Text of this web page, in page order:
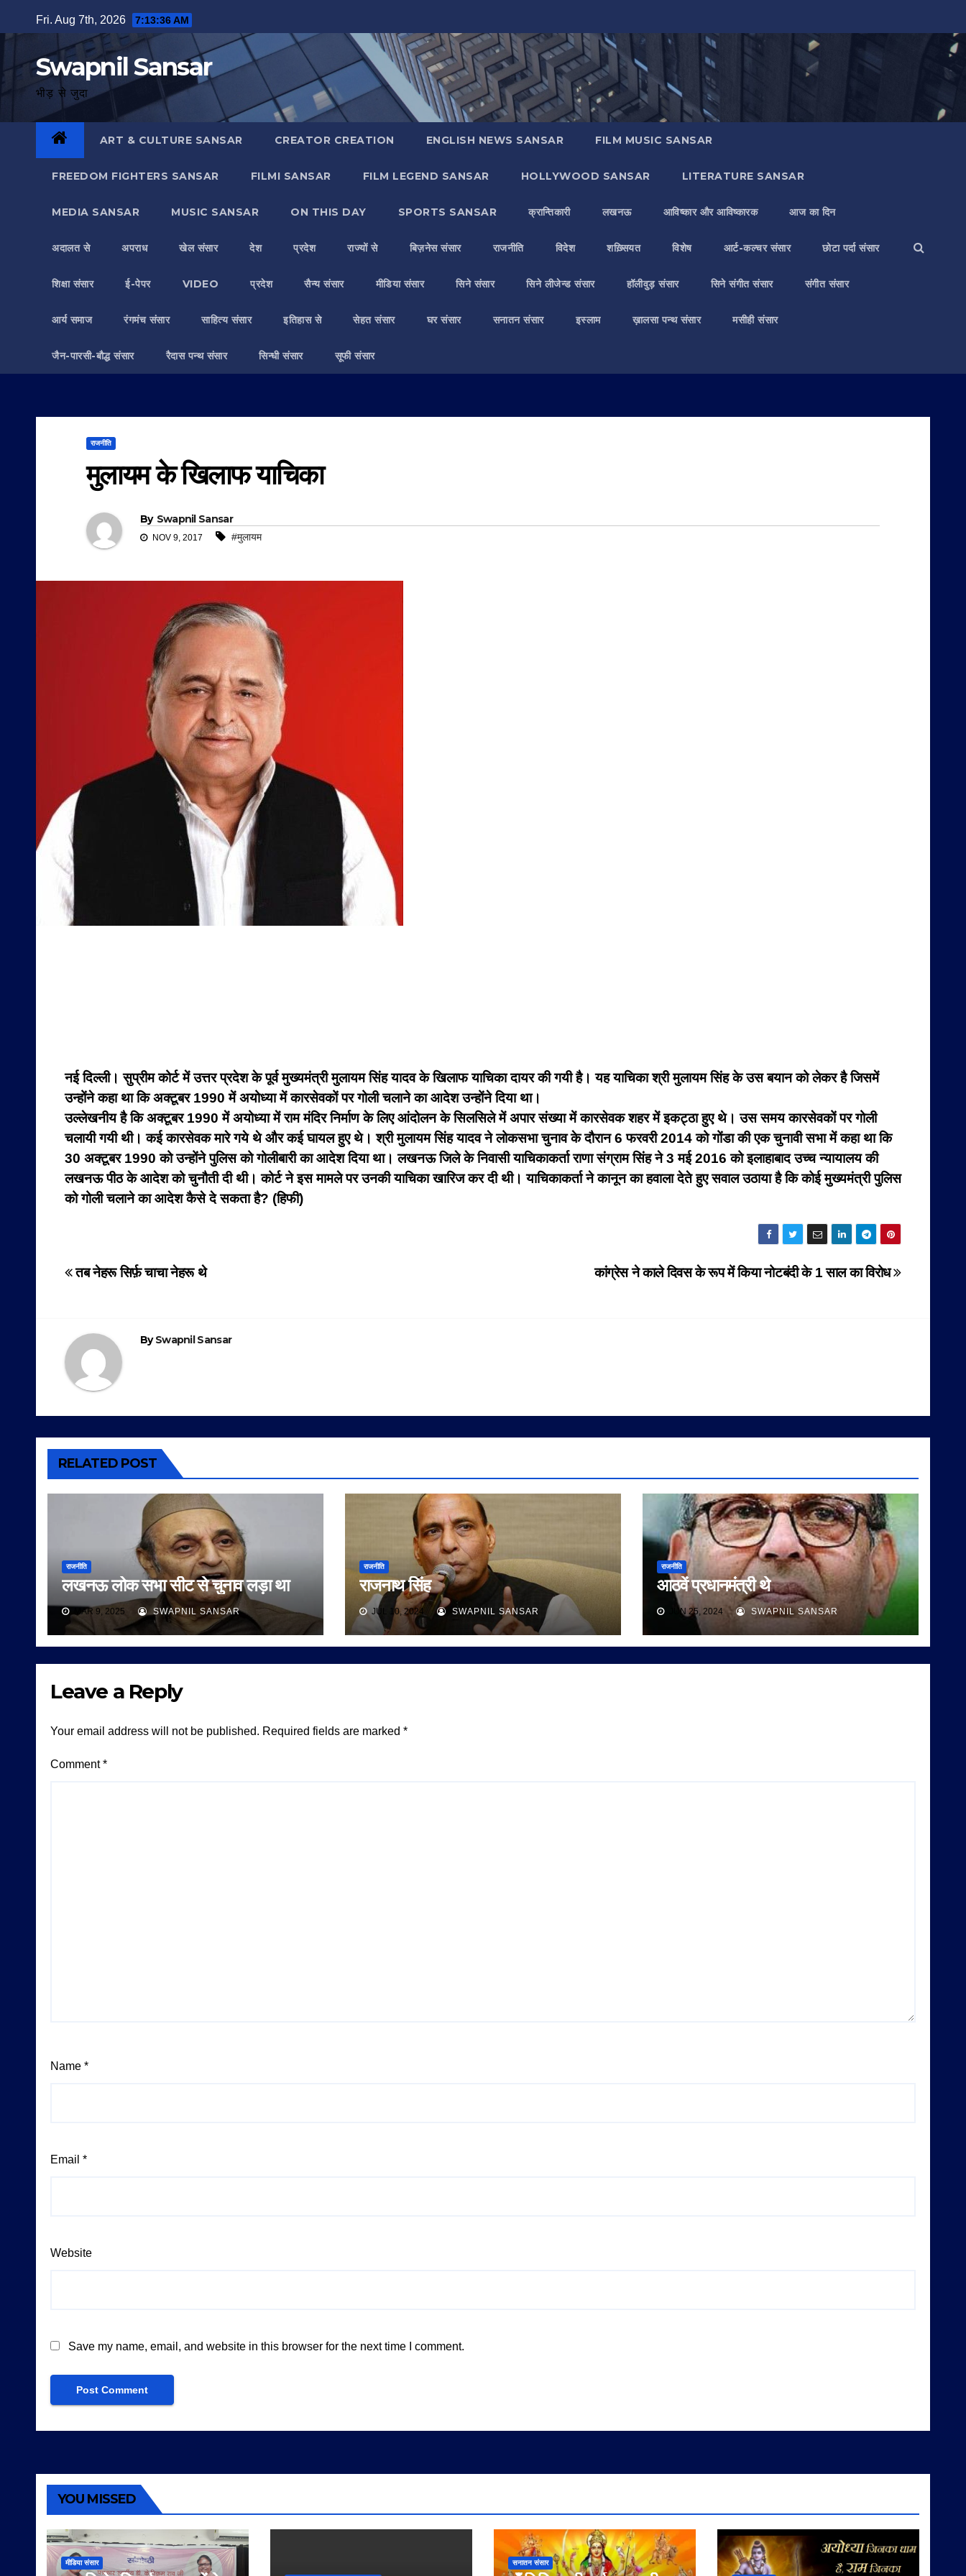
to
Fri. Aug 7th, 2026 7:13:37 AM
Swapnil Sansar
भीड़ से जुदा
ART & CULTURE SANSAR CREATOR CREATION ENGLISH NEWS SANSAR FILM MUSIC SANSAR
FREEDOM FIGHTERS SANSAR FILMI SANSAR FILM LEGEND SANSAR HOLLYWOOD SANSAR LITERATURE SANSAR
MEDIA SANSAR MUSIC SANSAR ON THIS DAY SPORTS SANSAR क्रान्तिकारी लखनऊ आविष्कार और आविष्कारक आज का दिन
अदालत से अपराध खेल संसार देश प्रदेश राज्यों से बिज़नेस संसार राजनीति विदेश शख़्सियत विशेष आर्ट-कल्चर संसार छोटा पर्दा संसार
शिक्षा संसार ई-पेपर VIDEO प्रदेश सैन्य संसार मीडिया संसार सिने संसार सिने लीजेन्ड संसार हॉलीवुड़ संसार सिने संगीत संसार संगीत संसार
आर्य समाज रंगमंच संसार साहित्य संसार इतिहास से सेहत संसार घर संसार सनातन संसार इस्लाम ख़ालसा पन्थ संसार मसीही संसार
जैन-पारसी-बौद्ध संसार रैदास पन्थ संसार सिन्धी संसार सूफी संसार
राजनीति
मुलायम के खिलाफ याचिका
By Swapnil Sansar
NOV 9, 2017 #मुलायम
नई दिल्ली। सुप्रीम कोर्ट में उत्तर प्रदेश के पूर्व मुख्यमंत्री मुलायम सिंह यादव के खिलाफ याचिका दायर की गयी है। यह याचिका श्री मुलायम सिंह के उस बयान को लेकर है जिसमें
उन्होंने कहा था कि अक्टूबर 1990 में अयोध्या में कारसेवकों पर गोली चलाने का आदेश उन्होंने दिया था।
उल्लेखनीय है कि अक्टूबर 1990 में अयोध्या में राम मंदिर निर्माण के लिए आंदोलन के सिलसिले में अपार संख्या में कारसेवक शहर में इकट्ठा हुए थे। उस समय कारसेवकों पर गोली
चलायी गयी थी। कई कारसेवक मारे गये थे और कई घायल हुए थे। श्री मुलायम सिंह यादव ने लोकसभा चुनाव के दौरान 6 फरवरी 2014 को गोंडा की एक चुनावी सभा में कहा था कि
30 अक्टूबर 1990 को उन्होंने पुलिस को गोलीबारी का आदेश दिया था। लखनऊ जिले के निवासी याचिकाकर्ता राणा संग्राम सिंह ने 3 मई 2016 को इलाहाबाद उच्च न्यायालय की
लखनऊ पीठ के आदेश को चुनौती दी थी। कोर्ट ने इस मामले पर उनकी याचिका खारिज कर दी थी। याचिकाकर्ता ने कानून का हवाला देते हुए सवाल उठाया है कि कोई मुख्यमंत्री पुलिस
को गोली चलाने का आदेश कैसे दे सकता है? (हिफी)
Post
कांग्रेस ने काले दिवस के रूप में किया नोटबंदी के 1 साल का विरोध
तब नेहरू सिर्फ़ चाचा नेहरू थे
BySwapnil Sansar
RELATED POST
राजनीति
लखनऊ लोक सभा सीट से चुनाव लड़ा था
MAR 9, 2025 SWAPNIL SANSAR
राजनीति
राजनाथ सिंह
JUL 10, 2024 SWAPNIL SANSAR
राजनीति
आठवें प्रधानमंत्री थे
JUN 25, 2024 SWAPNIL SANSAR
Leave a Reply
Your email address will not be published. Required fields are marked *
Comment*
Name *
Email *
Website
Save my name, email, and website in this browser for the next time I comment.
YOU MISSED
मीडिया संसार सनातन संसार